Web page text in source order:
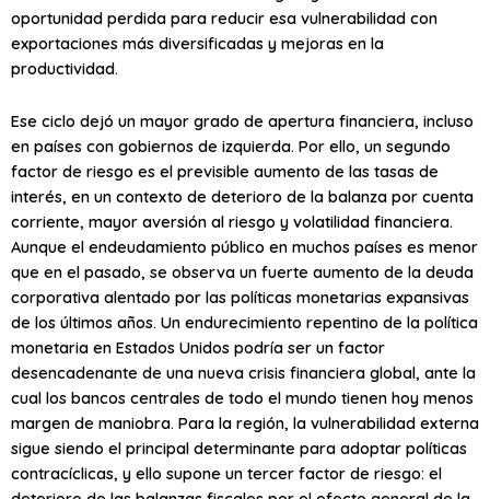
oportunidad perdida para reducir esa vulnerabilidad con
exportaciones más diversificadas y mejoras en la
productividad.
Ese ciclo dejó un mayor grado de apertura financiera, incluso
en países con gobiernos de izquierda. Por ello, un segundo
factor de riesgo es el previsible aumento de las tasas de
interés, en un contexto de deterioro de la balanza por cuenta
corriente, mayor aversión al riesgo y volatilidad financiera.
Aunque el endeudamiento público en muchos países es menor
que en el pasado, se observa un fuerte aumento de la deuda
corporativa alentado por las políticas monetarias expansivas
de los últimos años. Un endurecimiento repentino de la política
monetaria en Estados Unidos podría ser un factor
desencadenante de una nueva crisis financiera global, ante la
cual los bancos centrales de todo el mundo tienen hoy menos
margen de maniobra. Para la región, la vulnerabilidad externa
sigue siendo el principal determinante para adoptar políticas
contracíclicas, y ello supone un tercer factor de riesgo: el